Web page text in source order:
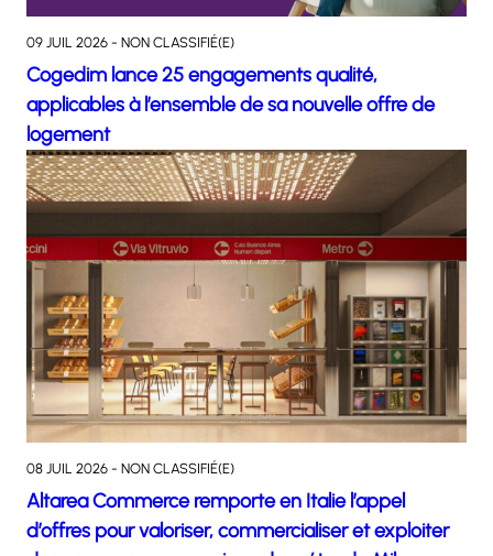
09 JUIL 2026 - NON CLASSIFIÉ(E)
Cogedim lance 25 engagements qualité,
applicables à l’ensemble de sa nouvelle offre de
logement
08 JUIL 2026 - NON CLASSIFIÉ(E)
Altarea Commerce remporte en Italie l’appel
d’offres pour valoriser, commercialiser et exploiter